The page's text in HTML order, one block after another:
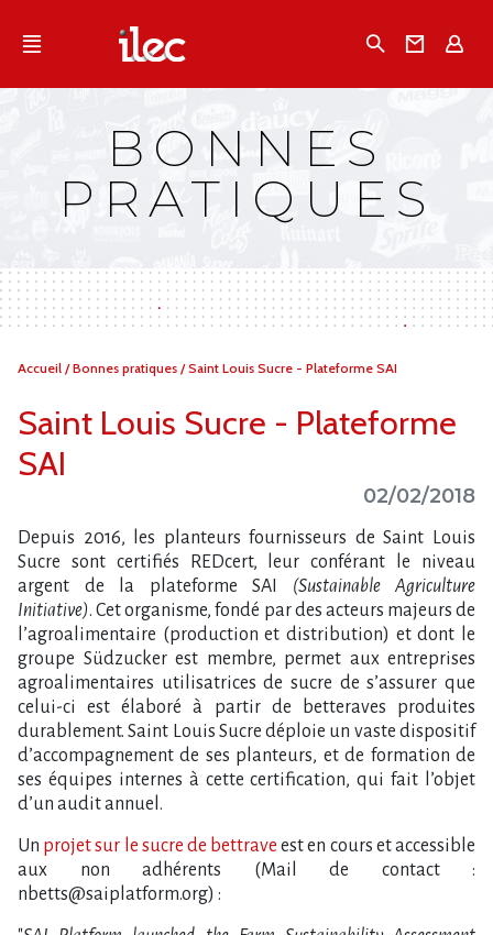
Qu'est-ce que l’Ilec
Campagnes multimarques
Dans la presse
BONNES
PRATIQUES
Vous
Accueil /Bonnes pratiques /Saint Louis Sucre - Plateforme SAI
Saint Louis Sucre - Plateforme
SAI
02/02/2018
Depuis 2016, les planteurs fournisseurs de Saint Louis
Sucre sont certifiés REDcert, leur conférant le niveau
argent de la plateforme SAI (Sustainable Agriculture
Initiative). Cet organisme, fondé par des acteurs majeurs de
l’agroalimentaire (production et distribution) et dont le
groupe Südzucker est membre, permet aux entreprises
agroalimentaires utilisatrices de sucre de s’assurer que
celui-ci est élaboré à partir de betteraves produites
durablement. Saint Louis Sucre déploie un vaste dispositif
d’accompagnement de ses planteurs, et de formation de
ses équipes internes à cette certification, qui fait l’objet
d’un audit annuel.
Un projet sur le sucre de bettrave est en cours et accessible
aux non adhérents (Mail de contact :
nbetts@saiplatform.org) :